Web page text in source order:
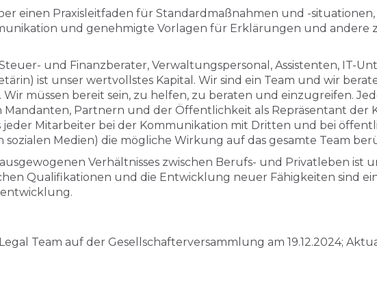
einen Praxisleitfaden für Standardmaßnahmen und -situationen,
und genehmigte Vorlagen für Erklärungen und andere
und Finanzberater, Verwaltungspersonal, Assistenten, IT-
ist unser wertvollstes Kapital. Wir sind ein Team und wir
müssen bereit sein, zu helfen, zu beraten und einzugreifen.
Mandanten, Partnern und der Öffentlichkeit als Repräsentant der
jeder Mitarbeiter bei der Kommunikation mit Dritten und bei
Medien) die mögliche Wirkung auf das gesamte Team
Verhältnisses zwischen Berufs- und Privatleben ist
Qualifikationen und die Entwicklung neuer Fähigkeiten sind
Team auf der Gesellschafterversammlung am 19.12.2024;